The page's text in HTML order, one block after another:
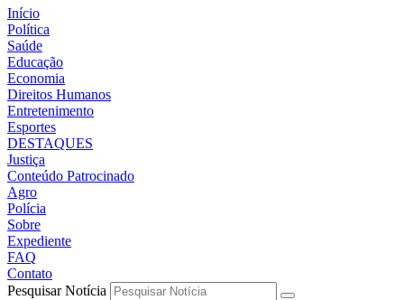
Início
Política
Saúde
Educação
Economia
Direitos Humanos
Entretenimento
Esportes
DESTAQUES
Justiça
Conteúdo Patrocinado
Agro
Polícia
Sobre
Expediente
FAQ
Contato
Pesquisar Notícia